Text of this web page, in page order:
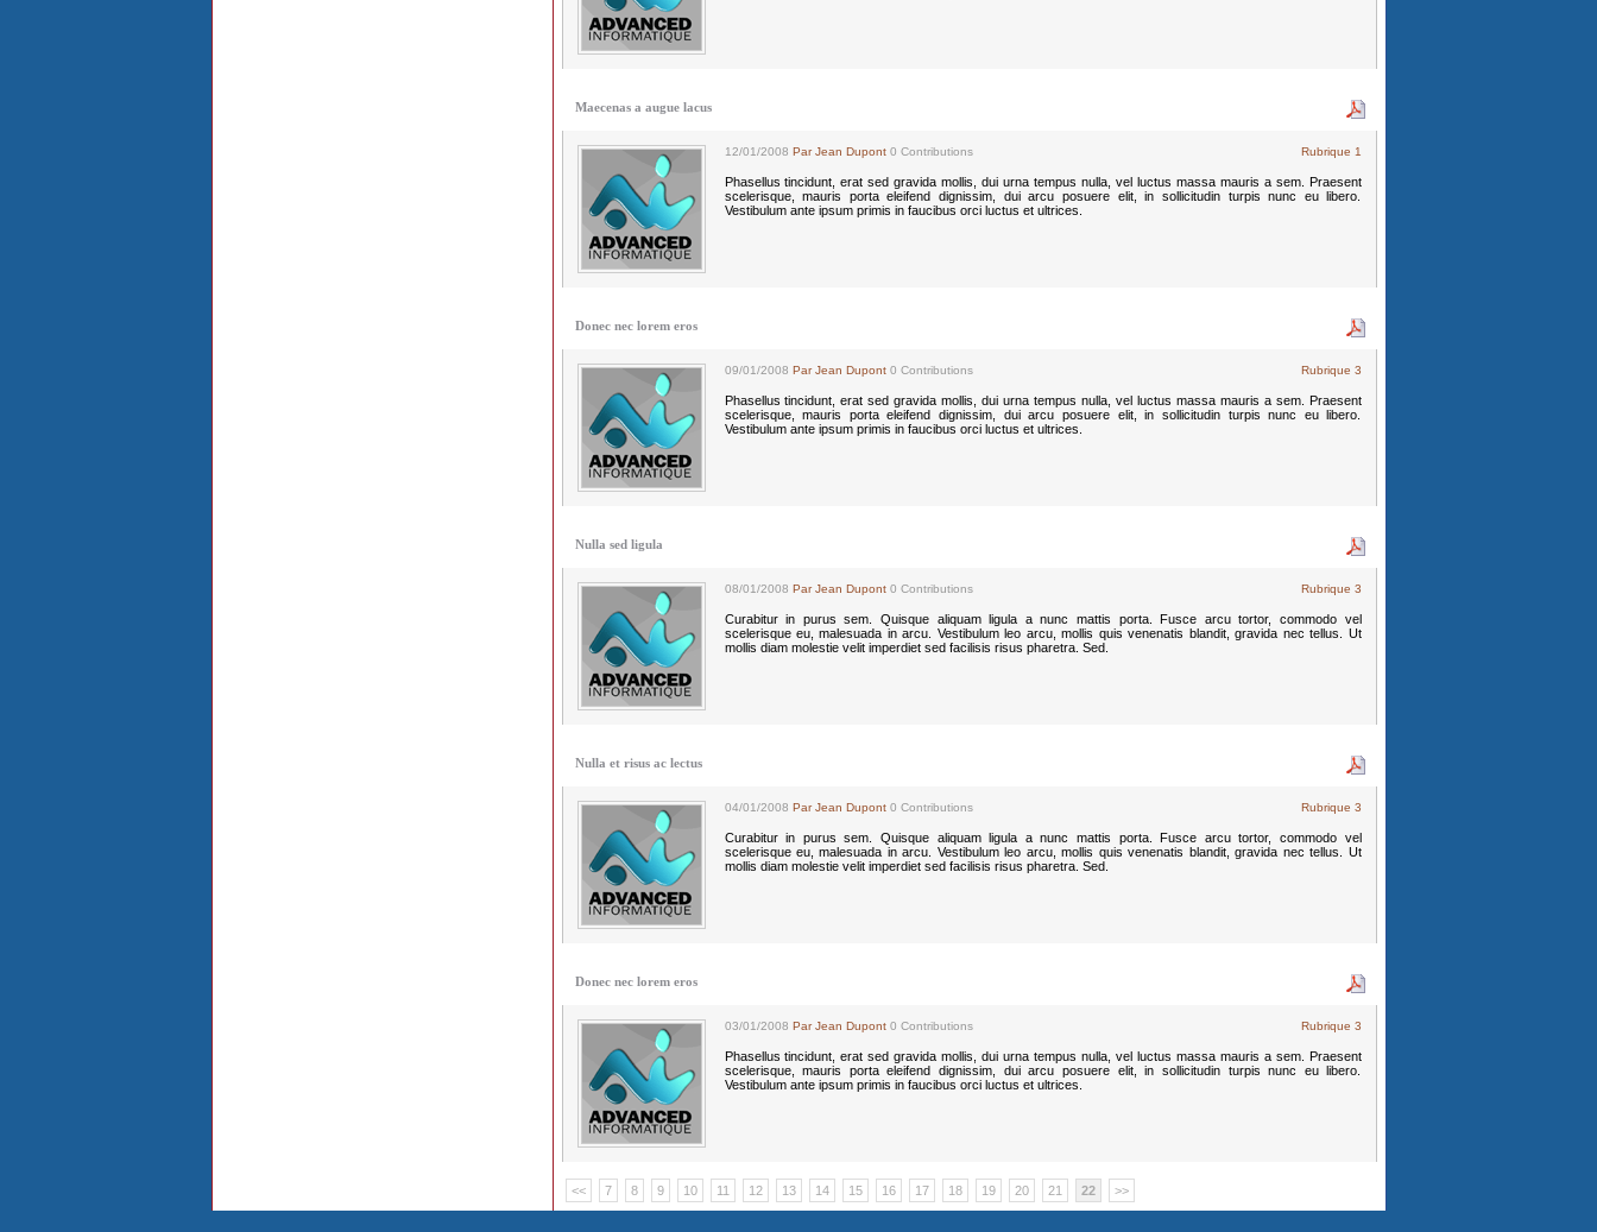
Maecenas a augue lacus
Rubrique 1
12/01/2008 Par Jean Dupont0 Contributions
Phasellus tincidunt, erat sed gravida mollis, dui urna tempus nulla, vel luctus massa mauris a sem. Praesent
scelerisque, mauris porta eleifend dignissim, dui arcu posuere elit, in sollicitudin turpis nunc eu libero.
Vestibulum ante ipsum primis in faucibus orci luctus et ultrices.
Donec nec lorem eros
Rubrique 3
09/01/2008 Par Jean Dupont0 Contributions
Phasellus tincidunt, erat sed gravida mollis, dui urna tempus nulla, vel luctus massa mauris a sem. Praesent
scelerisque, mauris porta eleifend dignissim, dui arcu posuere elit, in sollicitudin turpis nunc eu libero.
Vestibulum ante ipsum primis in faucibus orci luctus et ultrices.
Nulla sed ligula
Rubrique 3
08/01/2008 Par Jean Dupont0 Contributions
Curabitur in purus sem. Quisque aliquam ligula a nunc mattis porta. Fusce arcu tortor, commodo vel
scelerisque eu, malesuada in arcu. Vestibulum leo arcu, mollis quis venenatis blandit, gravida nec tellus. Ut
mollis diam molestie velit imperdiet sed facilisis risus pharetra. Sed.
Nulla et risus ac lectus
Rubrique 3
04/01/2008 Par Jean Dupont0 Contributions
Curabitur in purus sem. Quisque aliquam ligula a nunc mattis porta. Fusce arcu tortor, commodo vel
scelerisque eu, malesuada in arcu. Vestibulum leo arcu, mollis quis venenatis blandit, gravida nec tellus. Ut
mollis diam molestie velit imperdiet sed facilisis risus pharetra. Sed.
Donec nec lorem eros
Rubrique 3
03/01/2008 Par Jean Dupont0 Contributions
Phasellus tincidunt, erat sed gravida mollis, dui urna tempus nulla, vel luctus massa mauris a sem. Praesent
scelerisque, mauris porta eleifend dignissim, dui arcu posuere elit, in sollicitudin turpis nunc eu libero.
Vestibulum ante ipsum primis in faucibus orci luctus et ultrices.
<< 7 8 9 10 11 12 13 14 15 16 17 18 19 20 21 22 >>